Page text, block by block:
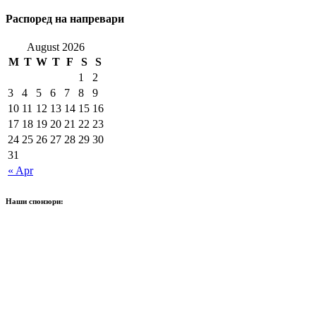
Распоред на напревари
August 2026
M T W T F S S
« Apr
1
2
3
4 5 6 7 8
9
10 11 12 13 14 15 16
17 18 19 20 21 22 23
24 25 26 27 28 29 30
31
Наши спонзори: